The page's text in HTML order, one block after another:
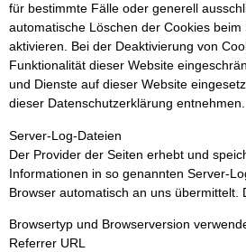
für bestimmte Fälle oder generell
automatische Löschen der Cookies
aktivieren. Bei der Deaktivierung von
Funktionalität dieser Website
und Dienste auf dieser Website
dieser Datenschutzerklärung entnehmen.
Server-Log-Dateien
Der Provider der Seiten erhebt und
Informationen in so genannten Server-
Browser automatisch an uns übermittelt.
Browsertyp und Browserversion
Referrer URL